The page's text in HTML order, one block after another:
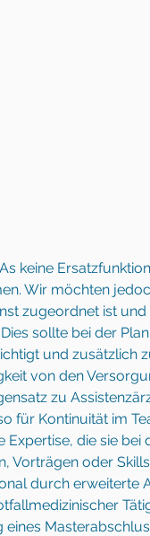
keine
Wir möchten
zugeordnet ist
sollte bei der
und zusätzlich
von den
zu
für Kontinuität im
die sie bei
Vorträgen oder
durch erweiterte